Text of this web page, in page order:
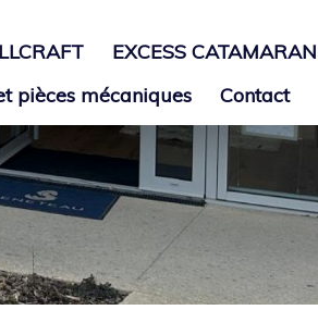
EXCESS CATAMARAN
pièces mécaniques Contact